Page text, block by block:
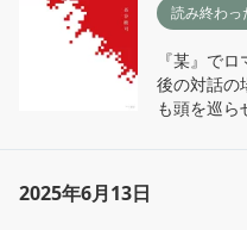
読み終わっ
『某』で
後の対話の
も頭を巡ら
2025年6月13日